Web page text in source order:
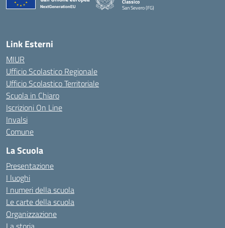
Classico
San Severo (FG)
Link Esterni
MIUR
Ufficio Scolastico Regionale
Ufficio Scolastico Territoriale
Scuola in Chiaro
Iscrizioni On Line
Invalsi
Comune
La Scuola
Presentazione
I luoghi
I numeri della scuola
Le carte della scuola
Organizzazione